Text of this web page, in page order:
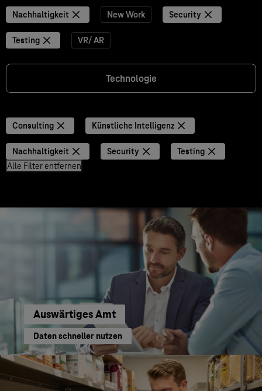
Nachhaltigkeit New Work Security
Testing VR/ AR
Technologie
Consulting Künstliche Intelligenz
Nachhaltigkeit Security
Testing
Alle Filter entfernen
Auswärtiges Amt
Daten schneller nutzen